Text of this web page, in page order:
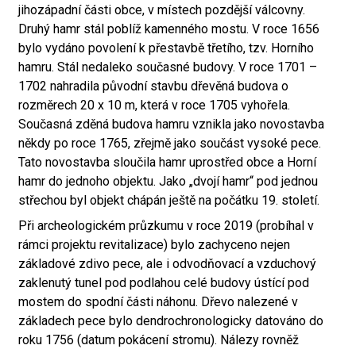
jihozápadní části obce, v místech pozdější válcovny.
Druhý hamr stál poblíž kamenného mostu. V roce 1656
bylo vydáno povolení k přestavbě třetího, tzv. Horního
hamru. Stál nedaleko současné budovy. V roce 1701 –
1702 nahradila původní stavbu dřevěná budova o
rozměrech 20 x 10 m, která v roce 1705 vyhořela.
Současná zděná budova hamru vznikla jako novostavba
někdy po roce 1765, zřejmě jako součást vysoké pece.
Tato novostavba sloučila hamr uprostřed obce a Horní
hamr do jednoho objektu. Jako „dvojí hamr“ pod jednou
střechou byl objekt chápán ještě na počátku 19. století.
Při archeologickém průzkumu v roce 2019 (probíhal v
rámci projektu revitalizace) bylo zachyceno nejen
základové zdivo pece, ale i odvodňovací a vzduchový
zaklenutý tunel pod podlahou celé budovy ústící pod
mostem do spodní části náhonu. Dřevo nalezené v
základech pece bylo dendrochronologicky datováno do
roku 1756 (datum pokácení stromu). Nálezy rovněž